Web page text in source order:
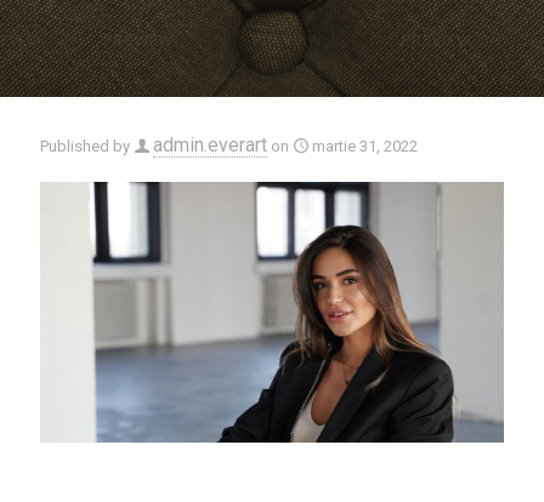
Published by admin.everart on martie 31, 2022